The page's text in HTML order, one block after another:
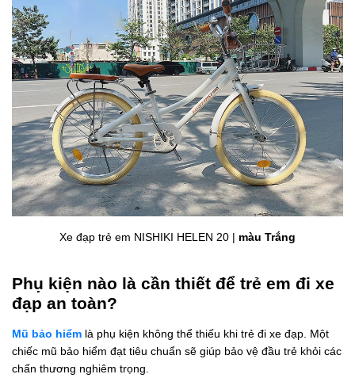
Xe đạp trẻ em NISHIKI HELEN 20 | màu Trắng
Phụ kiện nào là cần thiết để trẻ em đi xe
đạp an toàn?
Mũ bảo hiểm là phụ kiện không thể thiếu khi trẻ đi xe đạp. Một
chiếc mũ bảo hiểm đạt tiêu chuẩn sẽ giúp bảo vệ đầu trẻ khỏi các
chấn thương nghiêm trọng.